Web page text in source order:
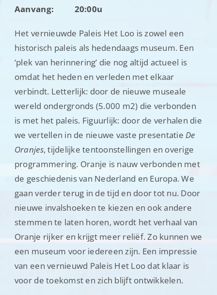
Aanvang: 20:00u
Het vernieuwde Paleis Het Loo is zowel een
historisch paleis als hedendaags museum. Een
‘plek van herinnering’ die nog altijd actueel is
omdat het heden en verleden met elkaar
verbindt. Letterlijk: door de nieuwe museale
wereld ondergronds (5.000 m2) die verbonden
is met het paleis. Figuurlijk: door de verhalen die
we vertellen in de nieuwe vaste presentatieDe
Oranjes, tijdelijke tentoonstellingen en overige
programmering. Oranje is nauw verbonden met
de geschiedenis van Nederland en Europa. We
gaan verder terug in de tijd en door tot nu. Door
nieuwe invalshoeken te kiezen en ook andere
stemmen te laten horen, wordt het verhaal van
Oranje rijker en krijgt meer reliëf. Zo kunnen we
een museum voor iedereen zijn. Een impressie
van een vernieuwd Paleis Het Loo dat klaar is
voor de toekomst en zich blijft ontwikkelen.